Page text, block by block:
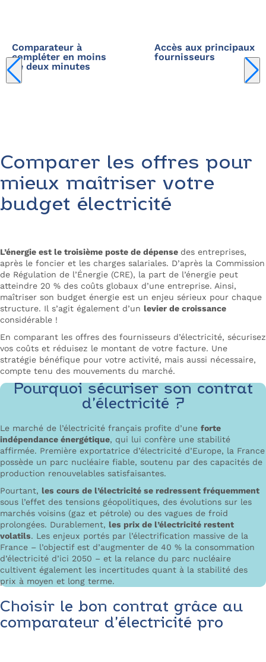
Comparateur à
compléter en moins
de deux minutes
Accès aux principaux
fournisseurs
Comparer les offres pour
mieux maîtriser votre
budget électricité
L’énergie est le troisième poste de dépense des entreprises,
après le foncier et les charges salariales. D’après la Commission
de Régulation de l’Énergie (CRE), la part de l’énergie peut
atteindre 20 % des coûts globaux d’une entreprise. Ainsi,
maîtriser son budget énergie est un enjeu sérieux pour chaque
structure. Il s’agit également d’un levier de croissance
considérable !
En comparant les offres des fournisseurs d’électricité, sécurisez
vos coûts et réduisez le montant de votre facture. Une
stratégie bénéfique pour votre activité, mais aussi nécessaire,
compte tenu des mouvements du marché.
Pourquoi sécuriser son contrat
d’électricité ?
Le marché de l’électricité français profite d’une forte
indépendance énergétique, qui lui confère une stabilité
affirmée. Première exportatrice d’électricité d’Europe, la France
possède un parc nucléaire fiable, soutenu par des capacités de
production renouvelables satisfaisantes.
Pourtant, les cours de l’électricité se redressent fréquemment
sous l’effet des tensions géopolitiques, des évolutions sur les
marchés voisins (gaz et pétrole) ou des vagues de froid
prolongées. Durablement, les prix de l’électricité restent
volatils. Les enjeux portés par l’électrification massive de la
France – l’objectif est d’augmenter de 40 % la consommation
d’électricité d’ici 2050 – et la relance du parc nucléaire
cultivent également les incertitudes quant à la stabilité des
prix à moyen et long terme.
Choisir le bon contrat grâce au
comparateur d’électricité pro